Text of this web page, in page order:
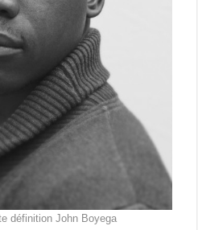
définition John Boyega